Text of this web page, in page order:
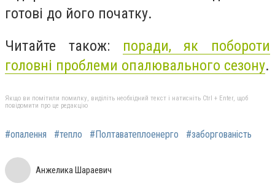
готові до його початку.
Читайте також: поради, як побороти
головні проблеми опалювального сезону.
Якщо ви помітили помилку, виділіть необхідний текст і натисніть Ctrl + Enter, щоб
повідомити про це редакцію
#опалення #тепло #Полтаватеплоенерго #заборгованість
Анжелика Шараевич